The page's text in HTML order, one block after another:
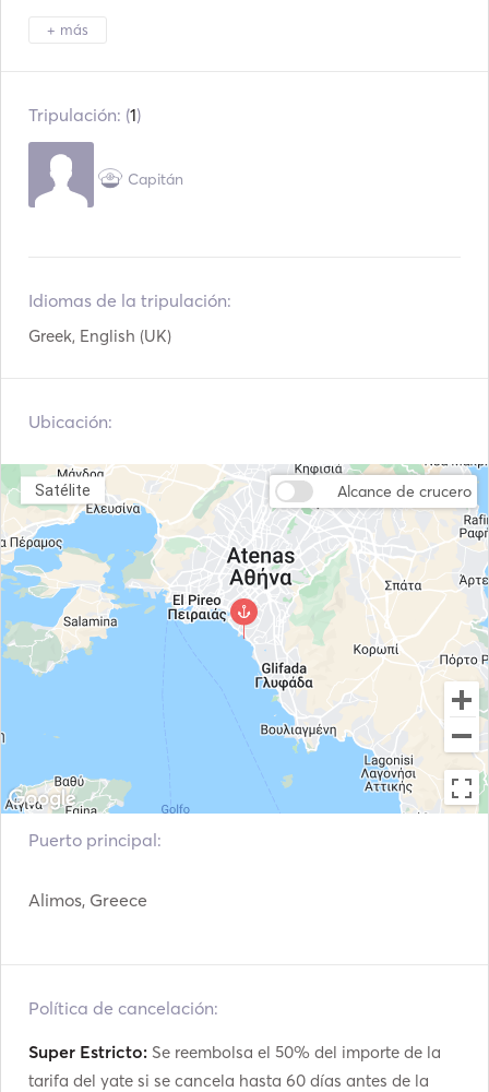
cubierta
Congelador
Conexión USB
+ más
Tripulación: (1)
Capitán
Idiomas de la tripulación:
Greek, English (UK)
Ubicación:
Alcance de crucero
Satélite
Puerto principal:
Alimos, Greece
Política de cancelación:
Super Estricto: Se reembolsa el 50% del importe de la
tarifa del yate si se cancela hasta 60 días antes de la